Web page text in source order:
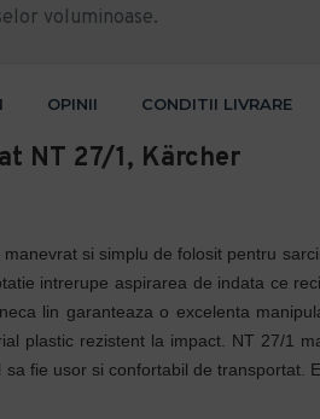
voluminoase.
OPINII CONDITII LIVRARE
NT 27/1, Kärcher
si simplu de folosit pentru
intrerupe aspirarea de indata ce
lin garanteaza o excelenta
plastic rezistent la impact. NT 27/1
fie usor si confortabil de